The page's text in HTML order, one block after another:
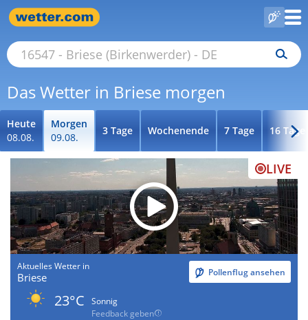
Das Wetter in Briese morgen
Heute
08.08.
Morgen
09.08.
3 Tage Wochenende 7 Tage 16 Tage
LIVE
Aktuelles Wetter in
Briese Pollenflug ansehen
23°C
Sonnig
Feedback geben